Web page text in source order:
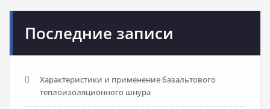
Последние записи
Характеристики и применение базальтового
теплоизоляционного шнура